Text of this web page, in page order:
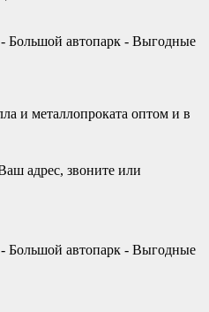
- Большой автопарк - Выгодные
и металлопроката оптом и в
адрес, звоните или
- Большой автопарк - Выгодные